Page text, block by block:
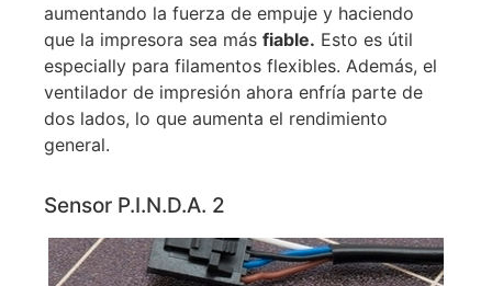
aumentando la fuerza de empuje y haciendo
que la impresora sea más fiable. Esto es útil
especially para filamentos flexibles. Además, el
ventilador de impresión ahora enfría parte de
dos lados, lo que aumenta el rendimiento
general.
Sensor P.I.N.D.A. 2